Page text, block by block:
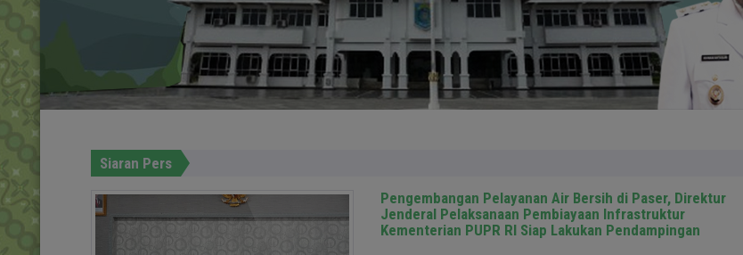
Siaran Pers
Pengembangan Pelayanan Air Bersih di Paser, Direktur
Jenderal Pelaksanaan Pembiayaan Infrastruktur
Kementerian PUPR RI Siap Lakukan Pendampingan